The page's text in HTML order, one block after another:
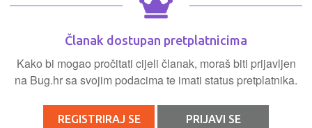
Članak dostupan pretplatnicima
Kako bi mogao pročitati cijeli članak, moraš biti prijavljen
na Bug.hr sa svojim podacima te imati status pretplatnika.
REGISTRIRAJ SE PRIJAVI SE